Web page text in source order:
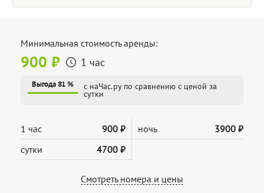
Минимальная стоимость аренды:
900 ₽ 1 час
Выгода 81 % с наЧас.ру по сравнению с ценой за
сутки
1 час 900 ₽ ночь
3900 ₽
сутки
4700 ₽
Смотреть номера и цены